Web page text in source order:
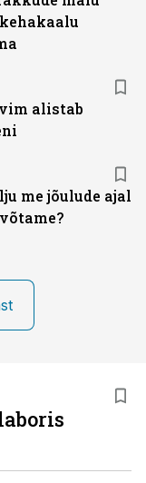
alistab
me jõulude ajal